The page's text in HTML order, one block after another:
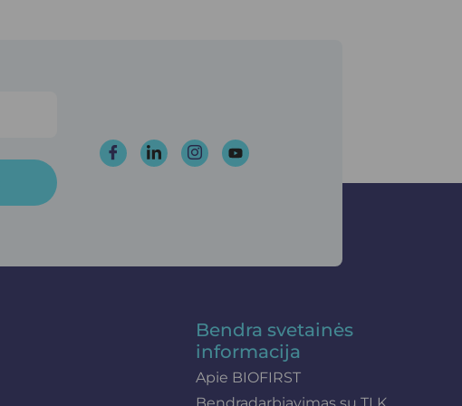
Bendra svetainės
informacija
Apie BIOFIRST